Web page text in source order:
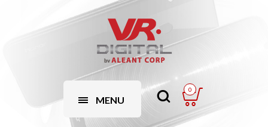
MENU
0